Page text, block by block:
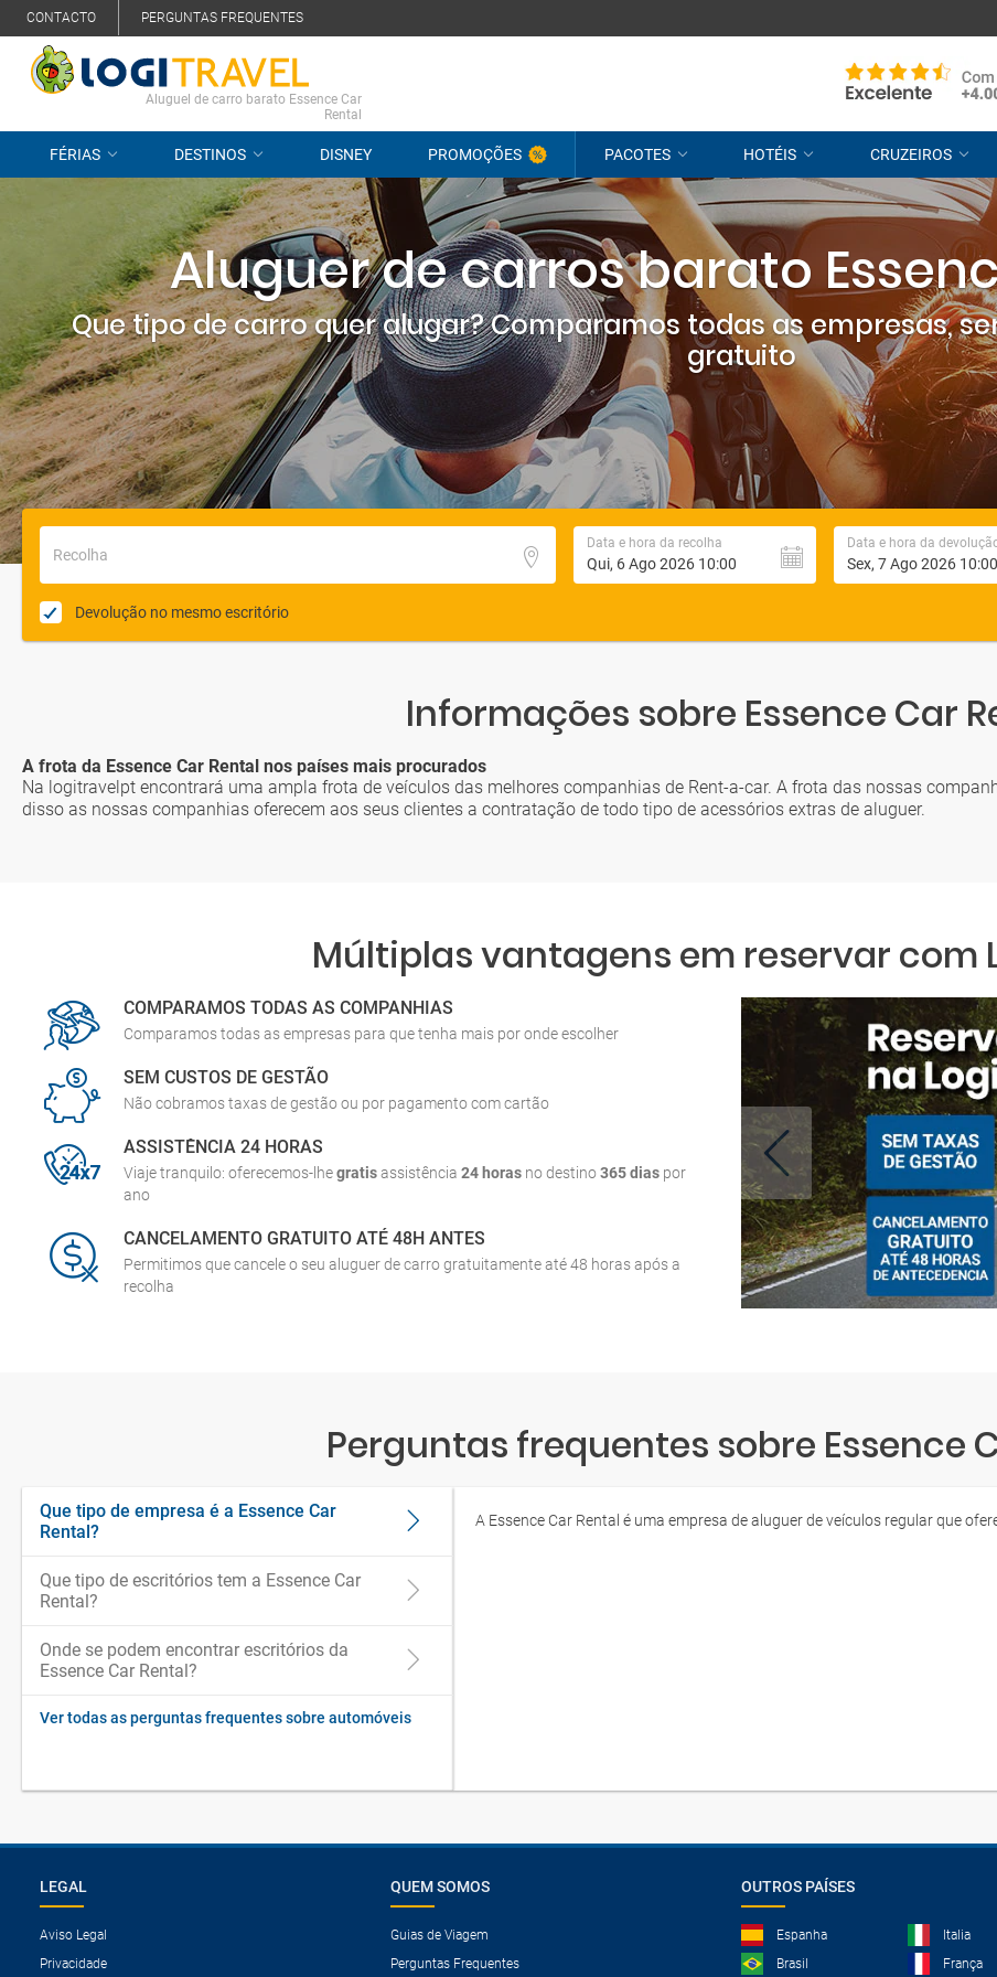
CONTACTO PERGUNTAS FREQUENTES
Aluguel de carro barato Essence Car
Rental
FÉRIAS DESTINOS DISNEY PROMOÇÕES PACOTES HOTÉIS CRUZEIROS
Aluguer de carros barato
Que tipo de carro quer alugar? Comparamos todas as empresas,
gratuito
Recolha
Data e hora da recolha Data e hora da
Devolução no mesmo escritório
Informações sobre Essence Car
A frota da Essence Car Rental nos países mais procurados
Na logitravelpt encontrará uma ampla frota de veículos das melhores companhias de Rent-a-car. A frota das nossas
disso as nossas companhias oferecem aos seus clientes a contratação de todo tipo de acessórios extras de aluguer.
Múltiplas vantagens em reservar com
COMPARAMOS TODAS AS COMPANHIAS
Comparamos todas as empresas para que tenha mais por onde escolher
SEM CUSTOS DE GESTÃO
Não cobramos taxas de gestão ou por pagamento com cartão
ASSISTÊNCIA 24 HORAS
Viaje tranquilo: oferecemos-lhegratisassistência 24 horas no destino365 dias por
ano
CANCELAMENTO GRATUITO ATÉ 48H ANTES
Permitimos que cancele o seu aluguer de carro gratuitamente até 48 horas após a
recolha
Perguntas frequentes sobre Essence
Que tipo de empresa é a Essence Car
Rental?
Que tipo de escritórios tem a Essence Car
Rental?
Onde se podem encontrar escritórios da
Essence Car Rental?
Ver todas as perguntas frequentes sobre automóveis
A Essence Car Rental é uma empresa de aluguer de veículos regular que
LEGAL
Aviso Legal
Privacidade
QUEM SOMOS
Guias de Viagem
Perguntas Frequentes
OUTROS PAÍSES
Espanha
Italia
Brasil
França